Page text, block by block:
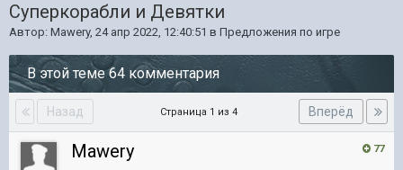
Суперкорабли и Девятки
Автор: Mawery, 24 апр 2022, 12:40:51 в Предложения по игре
В этой теме 64 комментария
Назад Вперёд
Страница 1 из 4
77
Mawery